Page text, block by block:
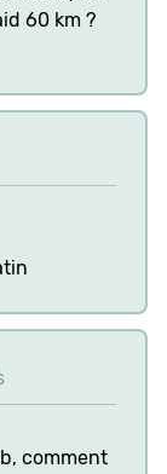
60 km ?
comment